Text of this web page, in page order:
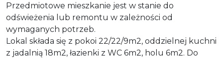
Przedmiotowe mieszkanie jest w stanie do
odświeżenia lub remontu w zależności od
wymaganych potrzeb.
Lokal składa się z pokoi 22/22/9m2, oddzielnej kuchni
z jadalnią 18m2, łazienki z WC 6m2, holu 6m2. Do